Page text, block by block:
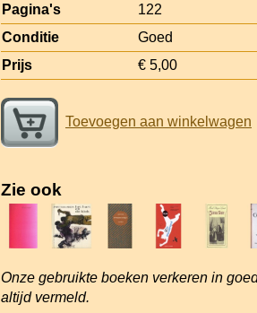
Pagina's
122
Conditie
Goed
Prijs
€ 5,00
Toevoegen aan winkelwagen
Zie ook
Onze gebruikte boeken verkeren in
altijd vermeld.